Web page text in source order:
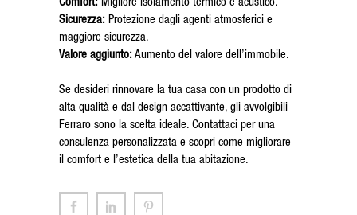
Comfort: Migliore isolamento termico e acustico.
Sicurezza: Protezione dagli agenti atmosferici e
maggiore sicurezza.
Valore aggiunto: Aumento del valore dell’immobile.
Se desideri rinnovare la tua casa con un prodotto di
alta qualità e dal design accattivante, gli avvolgibili
Ferraro sono la scelta ideale. Contattaci per una
consulenza personalizzata e scopri come migliorare
il comfort e l’estetica della tua abitazione.